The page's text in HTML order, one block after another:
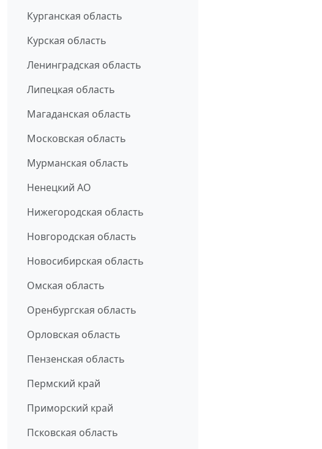
Курганская область
Курская область
Ленинградская область
Липецкая область
Магаданская область
Московская область
Мурманская область
Ненецкий АО
Нижегородская область
Новгородская область
Новосибирская область
Омская область
Оренбургская область
Орловская область
Пензенская область
Пермский край
Приморский край
Псковская область